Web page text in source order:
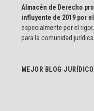
Almacén de Derecho
influyente de 2019 por
especialmente por el
para la comunidad jurídica.
MEJOR BLOG